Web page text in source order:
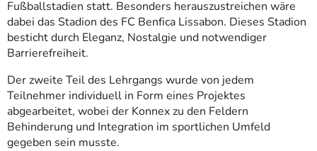
Fußballstadien statt. Besonders herauszustreichen wäre
dabei das Stadion des FC Benfica Lissabon. Dieses Stadion
besticht durch Eleganz, Nostalgie und notwendiger
Barrierefreiheit.
Der zweite Teil des Lehrgangs wurde von jedem
Teilnehmer individuell in Form eines Projektes
abgearbeitet, wobei der Konnex zu den Feldern
Behinderung und Integration im sportlichen Umfeld
gegeben sein musste.